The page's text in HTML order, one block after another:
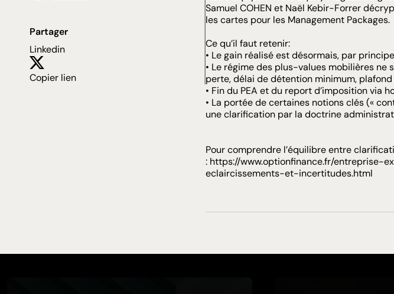
Partager
Linkedin
Copier lien
Samuel COHEN et Naël Kebir-Forrer
les cartes pour les Management Packages.
Ce qu’il faut retenir:
• Le gain réalisé est désormais, par
• Le régime des plus-values mobilières
perte, délai de détention minimum,
• Fin du PEA et du report d’imposition via
• La portée de certaines notions clés («
une clarification par la doctrine
Pour comprendre l’équilibre entre
: https://www.optionfinance.fr/
eclaircissements-et-incertitudes.html